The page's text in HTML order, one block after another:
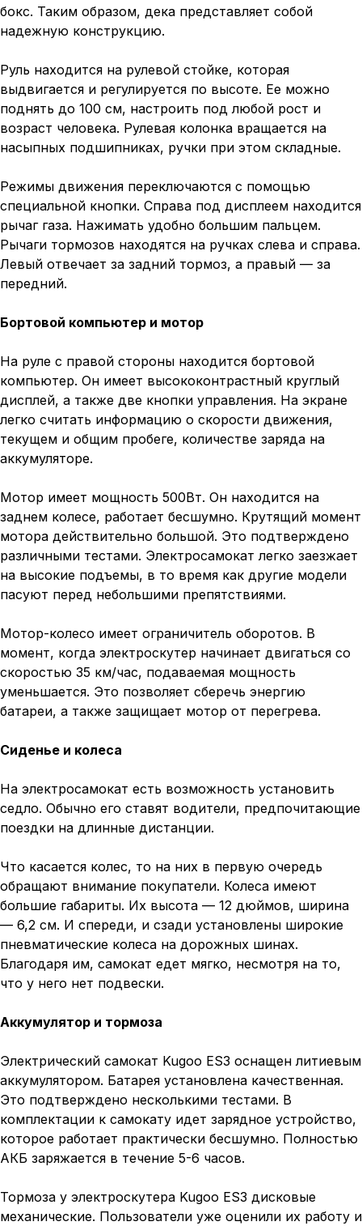
бокс. Таким образом, дека представляет собой
надежную конструкцию.
Руль находится на рулевой стойке, которая
выдвигается и регулируется по высоте. Ее можно
поднять до 100 см, настроить под любой рост и
возраст человека. Рулевая колонка вращается на
насыпных подшипниках, ручки при этом складные.
Режимы движения переключаются с помощью
специальной кнопки. Справа под дисплеем находится
рычаг газа. Нажимать удобно большим пальцем.
Рычаги тормозов находятся на ручках слева и справа.
Левый отвечает за задний тормоз, а правый — за
передний.
Бортовой компьютер и мотор
На руле с правой стороны находится бортовой
компьютер. Он имеет высококонтрастный круглый
дисплей, а также две кнопки управления. На экране
легко считать информацию о скорости движения,
текущем и общим пробеге, количестве заряда на
аккумуляторе.
Мотор имеет мощность 500Вт. Он находится на
заднем колесе, работает бесшумно. Крутящий момент
мотора действительно большой. Это подтверждено
различными тестами. Электросамокат легко заезжает
на высокие подъемы, в то время как другие модели
пасуют перед небольшими препятствиями.
Мотор-колесо имеет ограничитель оборотов. В
момент, когда электроскутер начинает двигаться со
скоростью 35 км/час, подаваемая мощность
уменьшается. Это позволяет сберечь энергию
батареи, а также защищает мотор от перегрева.
Сиденье и колеса
На электросамокат есть возможность установить
седло. Обычно его ставят водители, предпочитающие
поездки на длинные дистанции.
Что касается колес, то на них в первую очередь
обращают внимание покупатели. Колеса имеют
большие габариты. Их высота — 12 дюймов, ширина
— 6,2 см. И спереди, и сзади установлены широкие
пневматические колеса на дорожных шинах.
Благодаря им, самокат едет мягко, несмотря на то,
что у него нет подвески.
Аккумулятор и тормоза
Электрический самокат Kugoo ES3 оснащен литиевым
аккумулятором. Батарея установлена качественная.
Это подтверждено несколькими тестами. В
комплектации к самокату идет зарядное устройство,
которое работает практически бесшумно. Полностью
АКБ заряжается в течение 5-6 часов.
Тормоза у электроскутера Kugoo ES3 дисковые
механические. Пользователи уже оценили их работу и